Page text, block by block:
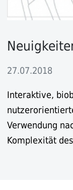
27.07.2018
Interaktive,
Verwendung
Komplexität